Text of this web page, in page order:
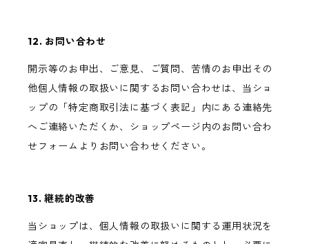
12. お問い合わせ
開示等のお申出、ご意見、ご質問、苦情のお申出その
他個人情報の取扱いに関するお問い合わせは、当ショ
ップの「特定商取引法に基づく表記」内にある連絡先
へご連絡いただくか、ショップページ内のお問い合わ
せフォームよりお問い合わせください。
13. 継続的改善
当ショップは、個人情報の取扱いに関する運用状況を